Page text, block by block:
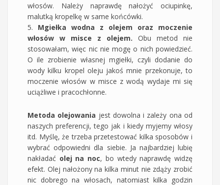
włosów. Należy naprawdę nałożyć ociupinkę,
malutką kropelkę w same końcówki.
5. Mgiełka wodna z olejem oraz moczenie
włosów w misce z olejem. Obu metod nie
stosowałam, więc nic nie mogę o nich powiedzieć.
O ile zrobienie własnej mgiełki, czyli dodanie do
wody kilku kropel oleju jakoś mnie przekonuje, to
moczenie włosów w misce z wodą wydaje mi się
uciążliwe i pracochłonne.
Metoda olejowania jest dowolna i zależy ona od
naszych preferencji, tego jak i kiedy myjemy włosy
itd. Myślę, że trzeba przetestować kilka sposobów i
wybrać odpowiedni dla siebie. Ja najbardziej lubię
nakładać olej na noc, bo wtedy naprawdę widzę
efekt. Olej nałożony na kilka minut nie zdąży zrobić
nic dobrego na włosach, natomiast kilka godzin